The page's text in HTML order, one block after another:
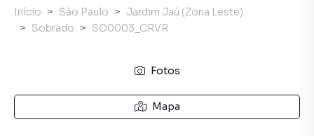
Início São Paulo
Jardim Jaú (Zona Leste)
Sobrado
SO0003_CRVR
Fotos
Mapa